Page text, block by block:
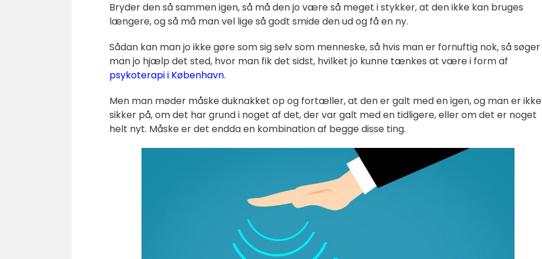
Bryder den så sammen igen, så må den jo være så meget i stykker, at den ikke kan bruges
længere, og så må man vel lige så godt smide den ud og få en ny.
Sådan kan man jo ikke gøre som sig selv som menneske, så hvis man er fornuftig nok, så søger
man jo hjælp det sted, hvor man fik det sidst, hvilket jo kunne tænkes at være i form af
psykoterapi i København.
Men man møder måske duknakket op og fortæller, at den er galt med en igen, og man er ikke
sikker på, om det har grund i noget af det, der var galt med en tidligere, eller om det er noget
helt nyt. Måske er det endda en kombination af begge disse ting.